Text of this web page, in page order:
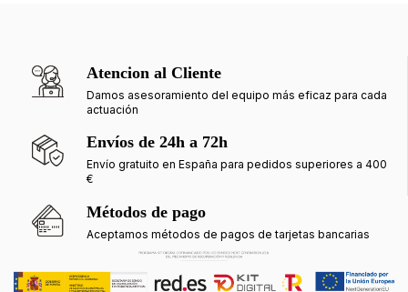
Atencion al Cliente
Damos asesoramiento del equipo más eficaz para cada
actuación
Envíos de 24h a 72h
Envío gratuito en España para pedidos superiores a 400
€
Métodos de pago
Aceptamos métodos de pagos de tarjetas bancarias